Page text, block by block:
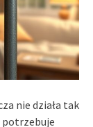
nie działa tak
potrzebuje